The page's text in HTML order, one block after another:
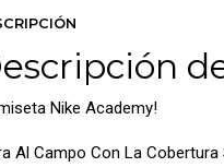
Nike Academy!
Al Campo Con La